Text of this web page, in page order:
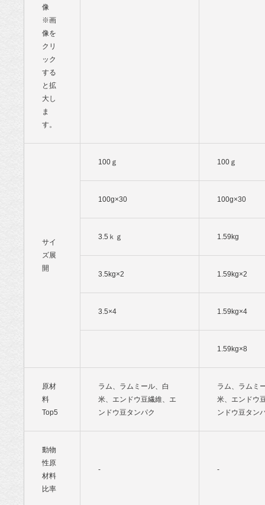
像
※画
像を
クリ
ック
する
と拡
大し
ま
す。
サイ
ズ展
開
100ｇ 100ｇ
100g×30 100g×30
3.5ｋｇ 1.59kg
3.5kg×2 1.59kg×2
3.5×4 1.59kg×4
1.59kg×8
原材
料
Top5
ラム、ラムミール、白
米、エンドウ豆繊維、エ
ンドウ豆タンパク
ラム、ラムミ
米、エンドウ
ンドウ豆タ
動物
性原
材料
比率
- -